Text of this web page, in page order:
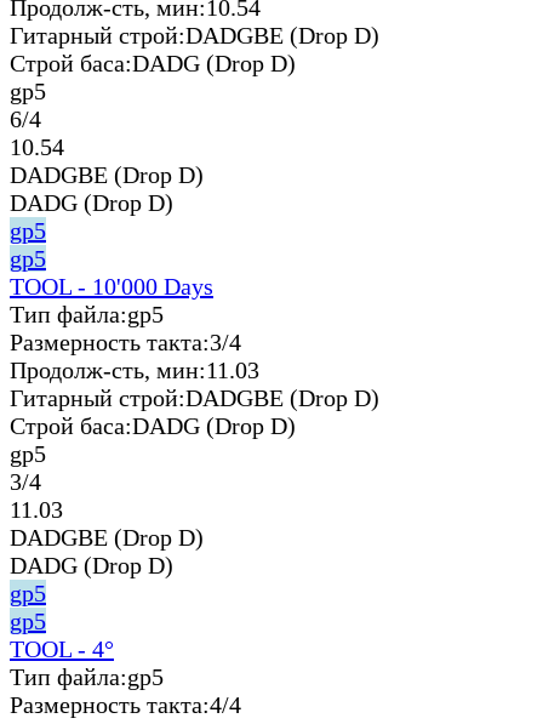
Продолж-сть, мин:10.54
Гитарный строй:DADGBE (Drop D)
Строй баса:DADG (Drop D)
gp5
6/4
10.54
DADGBE (Drop D)
DADG (Drop D)
gp5
gp5
TOOL - 10'000 Days
Тип файла:gp5
Размерность такта:3/4
Продолж-сть, мин:11.03
Гитарный строй:DADGBE (Drop D)
Строй баса:DADG (Drop D)
gp5
3/4
11.03
DADGBE (Drop D)
DADG (Drop D)
gp5
gp5
TOOL - 4°
Тип файла:gp5
Размерность такта:4/4